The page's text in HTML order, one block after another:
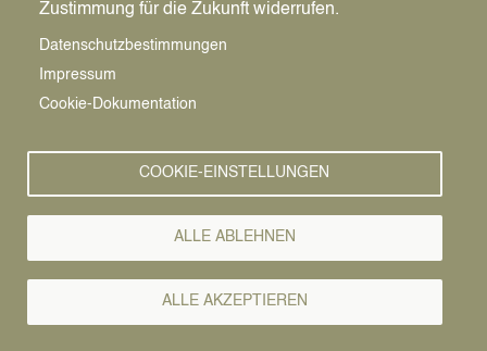
Wirtschafts-
News
Zustimmung für die Zukunft widerrufen.
Datenschutzbestimmungen
Impressum
Cookie-Dokumentation
COOKIE-EINSTELLUNGEN
ALLE ABLEHNEN
ALLE AKZEPTIEREN